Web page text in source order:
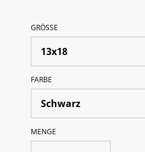
GRÖSSE
FARBE
MENGE